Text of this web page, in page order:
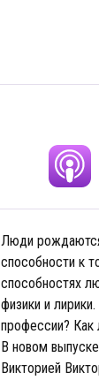
Люди
способности к
способностях
физики и
профессии? Как
В новом
Викторией